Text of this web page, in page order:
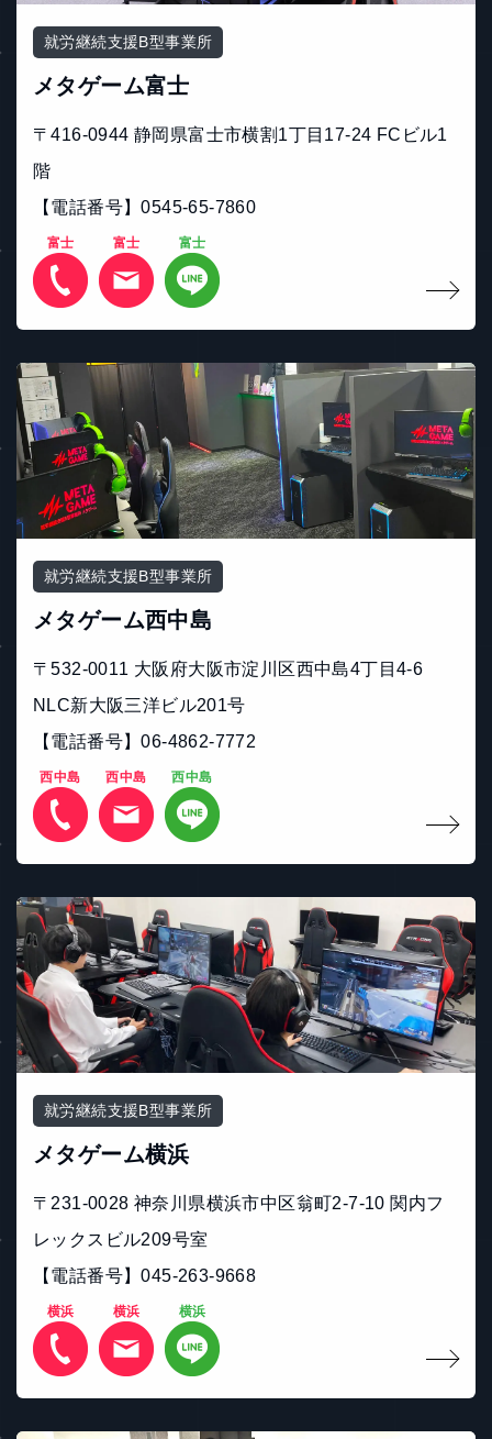
就労継続支援B型事業所
メタゲーム富士
〒416-0944 静岡県富士市横割1丁目17-24 FCビル1
階
【電話番号】0545-65-7860
富士 富士 富士
就労継続支援B型事業所
メタゲーム西中島
〒532-0011 大阪府大阪市淀川区西中島4丁目4-6
NLC新大阪三洋ビル201号
【電話番号】06-4862-7772
西中島 西中島 西中島
就労継続支援B型事業所
メタゲーム横浜
〒231-0028 神奈川県横浜市中区翁町2-7-10 関内フ
レックスビル209号室
【電話番号】045-263-9668
横浜 横浜 横浜